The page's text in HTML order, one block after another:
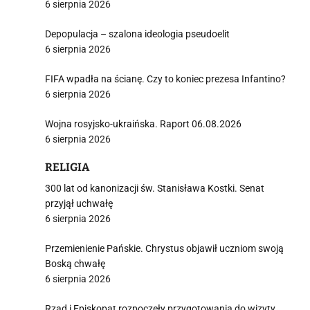
6 sierpnia 2026
Depopulacja – szalona ideologia pseudoelit
6 sierpnia 2026
FIFA wpadła na ścianę. Czy to koniec prezesa Infantino?
6 sierpnia 2026
Wojna rosyjsko-ukraińska. Raport 06.08.2026
6 sierpnia 2026
RELIGIA
300 lat od kanonizacji św. Stanisława Kostki. Senat
przyjął uchwałę
6 sierpnia 2026
Przemienienie Pańskie. Chrystus objawił uczniom swoją
Boską chwałę
6 sierpnia 2026